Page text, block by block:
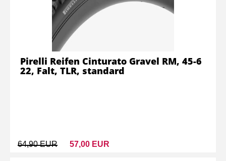
64,90 EUR 57,00 EUR
Pirelli Reifen Cinturato Gravel RM, 45-6
22, Falt, TLR, standard